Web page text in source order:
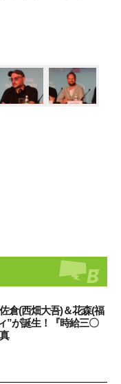
倉(西畑大吾)＆花森(福
”が誕生！『時給三〇